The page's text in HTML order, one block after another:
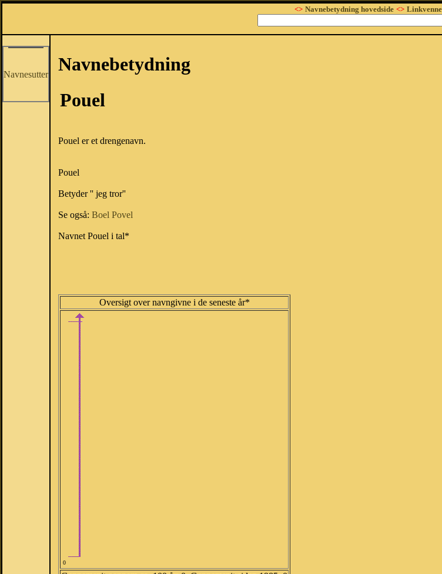
<> Navnebetydning hovedside <>
Navnesutter
Navnebetydning
Pouel
Pouel er et drengenavn.
Pouel
Betyder '' jeg tror''
Se også: Boel Povel
Navnet Pouel i tal*
Oversigt over navngivne i de seneste år*
0